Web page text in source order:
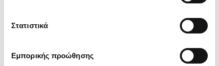
Στατιστικά
Εμπορικής προώθησης